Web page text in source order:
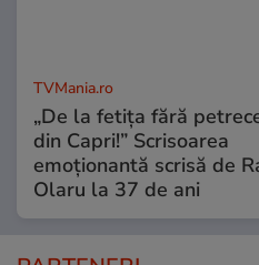
TVMania.ro
„De la fetița fără
din Capri!” Scrisoarea
emoționantă scrisă de
Olaru la 37 de ani